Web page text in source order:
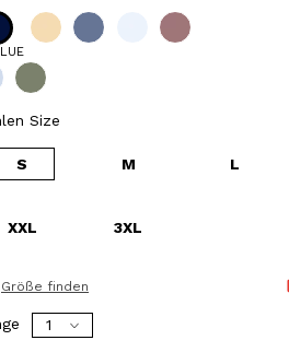
Size
S M L
XXL 3XL
Größe finden